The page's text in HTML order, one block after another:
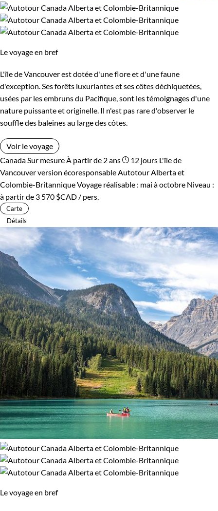
Le voyage en bref
L'île de Vancouver est dotée d'une flore et d'une faune
d'exception. Ses forêts luxuriantes et ses côtes déchiquetées,
usées par les embruns du Pacifique, sont les témoignages d'une
nature puissante et originelle. Il n'est pas rare d'observer le
souffle des baleines au large des côtes.
Voir le voyage
Canada Sur mesure À partir de 2 ans 12 jours L'île de
Vancouver version écoresponsable Autotour Alberta et
Colombie-BritanniqueVoyage réalisable : mai à octobre Niveau :
à partir de 3 570 $CAD / pers.
Carte
Détails
Le voyage en bref